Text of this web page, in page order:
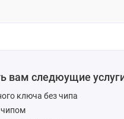
вам следюущие
ключа без чипа
чипом